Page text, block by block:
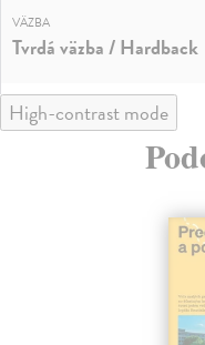
VÄZBA
Tvrdá väzba / Hardback
High-contrast mode